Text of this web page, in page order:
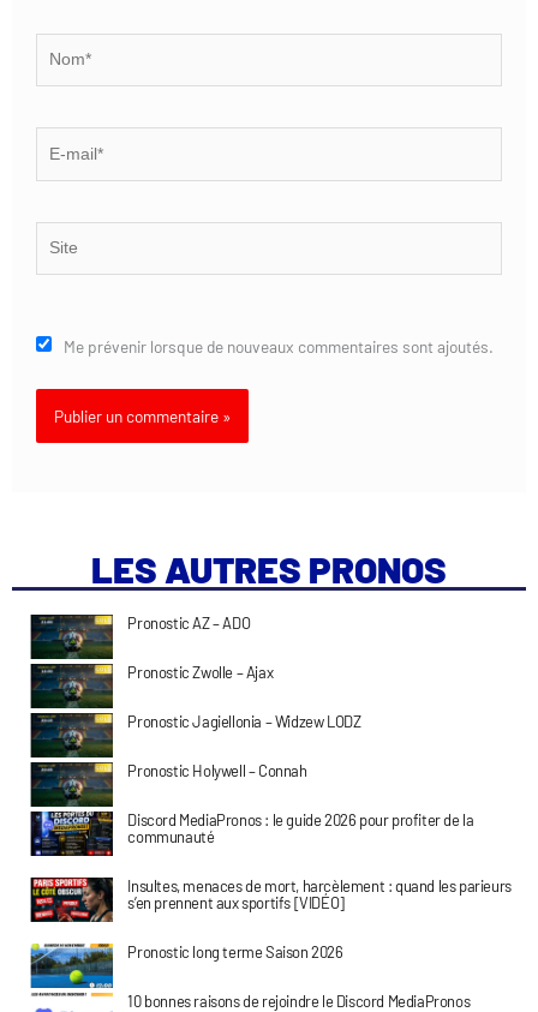
mail*
Me prévenir lorsque de nouveaux commentaires sont ajoutés.
LES AUTRES PRONOS
Pronostic AZ – ADO
Pronostic Zwolle – Ajax
Pronostic Jagiellonia – Widzew LODZ
Pronostic Holywell – Connah
Discord MediaPronos : le guide 2026 pour profiter de la
communauté
Insultes, menaces de mort, harcèlement : quand les parieurs
s’en prennent aux sportifs [VIDÉO]
Pronostic long terme Saison 2026
10 bonnes raisons de rejoindre le Discord MediaPronos